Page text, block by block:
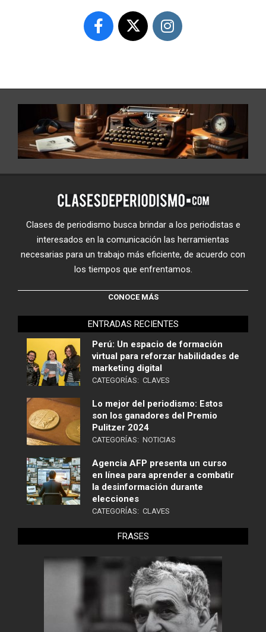
Clases de periodismo busca brindar a los periodistas e
interesados en la comunicación las herramientas
necesarias para un trabajo más eficiente, de acuerdo con
los tiempos que enfrentamos.
CONOCE MÁS
ENTRADAS RECIENTES
Perú: Un espacio de formación
virtual para reforzar habilidades de
marketing digital
CATEGORÍAS: CLAVES
Lo mejor del periodismo: Estos
son los ganadores del Premio
Pulitzer 2024
CATEGORÍAS: NOTICIAS
Agencia AFP presenta un curso
en línea para aprender a combatir
la desinformación durante
elecciones
CATEGORÍAS: CLAVES
FRASES